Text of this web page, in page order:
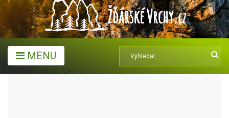
MENU